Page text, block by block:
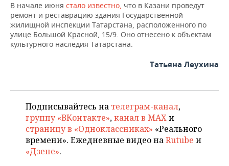
ТЕЛЕКОММУНИКАЦИИ
БИЗНЕС-БРАНЧИ
ONLINE-КОНФЕРЕНЦИИ
ФУТБОЛ
ХОККЕЙ
КИБЕРСПОРТ
ФИГУРНОЕ КАТАНИЕ
ВОДНЫЕ ВИДЫ СПОРТА
НОВОСТИ ОБЩЕСТВА
ВЛАСТЬ
КУЛЬТУРА
МЕДИЦИНА
ОБРАЗОВАНИЕ
ФОТОГАЛЕРЕЯ
СЮЖЕТЫ
СПИСОК КОМПАНИЙ
В начале июня стало известно, что в Казани проведут
ремонт и реставрацию здания Государственной
жилищной инспекции Татарстана, расположенного по
улице Большой Красной, 15/9. Оно отнесено к объектам
культурного наследия Татарстана.
Татьяна Леухина
Подписывайтесь на телеграм-канал,
группу «ВКонтакте»,канал в MAXи
страницу в «Одноклассниках» «Реального
времени». Ежедневные видео наRutube и
«Дзене».